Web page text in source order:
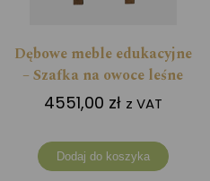
Dębowe meble edukacyjne
– Szafka na owoce leśne
4551,00 zł z VAT
Dodaj do koszyka